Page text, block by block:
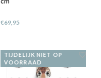
€69,95
TIJDELIJK NIET OP
VOORRAAD